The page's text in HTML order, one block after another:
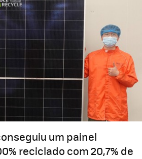
um painel
reciclado com 20,7% de